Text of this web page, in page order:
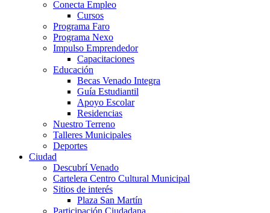
Conecta Empleo
Cursos
Programa Faro
Programa Nexo
Impulso Emprendedor
Capacitaciones
Educación
Becas Venado Integra
Guía Estudiantil
Apoyo Escolar
Residencias
Nuestro Terreno
Talleres Municipales
Deportes
Ciudad
Descubrí Venado
Cartelera Centro Cultural Municipal
Sitios de interés
Plaza San Martín
Participación Ciudadana